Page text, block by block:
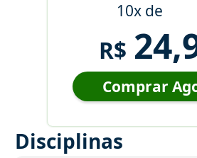
10x de
R$
Comprar
Disciplinas